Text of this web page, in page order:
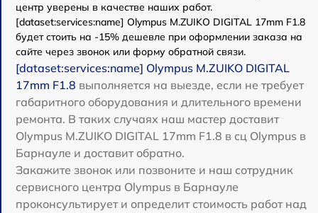
центр уверены в качестве наших работ.
[dataset:services:name] Olympus M.ZUIKO DIGITAL 17mm F1.8
будет стоить на -15% дешевле при оформлении заказа на
сайте через звонок или форму обратной связи.
[dataset:services:name] Olympus M.ZUIKO DIGITAL
17mm F1.8 выполняется на выезде, если не требует
габаритного оборудования и длительного времени
ремонта. В таких случаях наш мастер доставит
Olympus M.ZUIKO DIGITAL 17mm F1.8 в сц Olympus в
Барнауле и доставит обратно.
Закажите звонок или позвоните и наш сотрудник
сервисного центра Olympus в Барнауле
проконсультирует и определит стоимость работ над